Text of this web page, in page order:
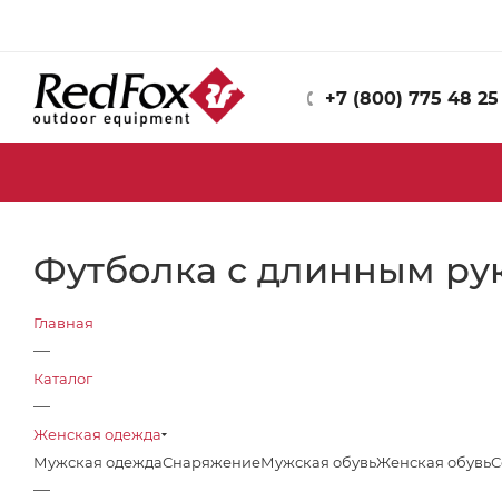
+7 (800) 775 48 25
Футболка с длинным
Главная
—
Каталог
—
Женская одежда
Мужская одеждаСнаряжениеМужская обувьЖенская обувь
—